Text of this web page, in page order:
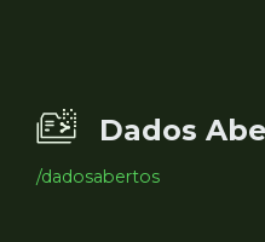
Dados
/dadosabertos